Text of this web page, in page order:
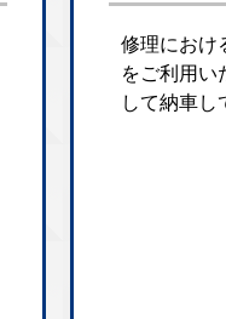
修理におけ
をご利用い
して納車し